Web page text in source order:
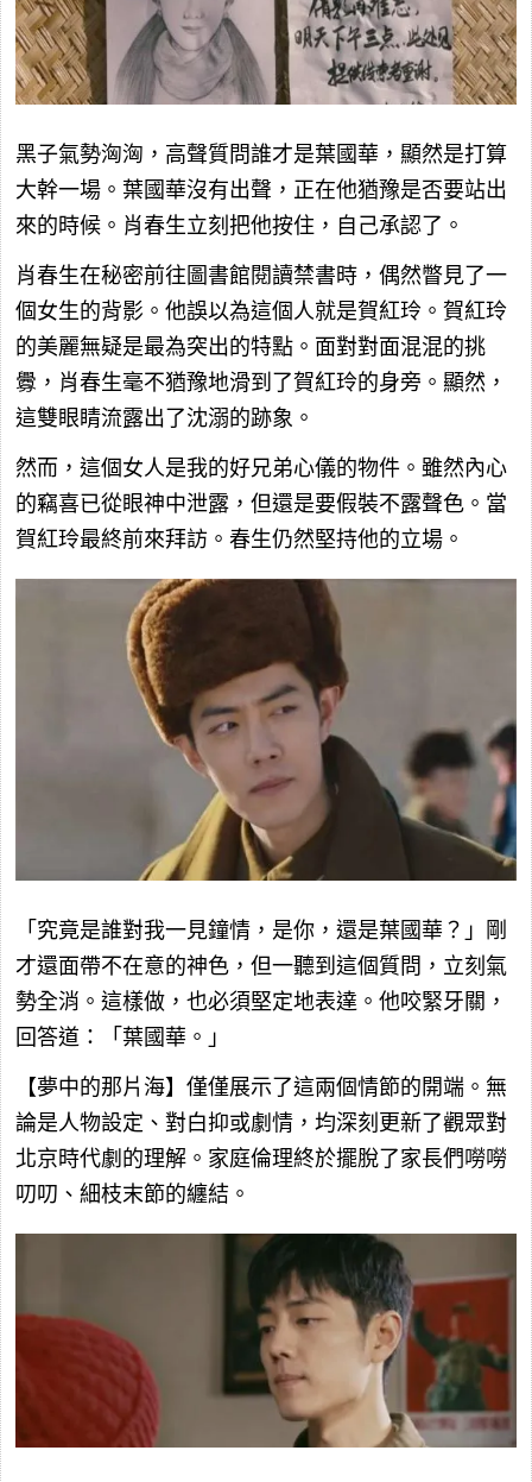
黑子氣勢洶洶，高聲質問誰才是葉國華，顯然是打算
大幹一場。葉國華沒有出聲，正在他猶豫是否要站出
來的時候。肖春生立刻把他按住，自己承認了。
肖春生在秘密前往圖書館閱讀禁書時，偶然瞥見了一
個女生的背影。他誤以為這個人就是賀紅玲。賀紅玲
的美麗無疑是最為突出的特點。面對對面混混的挑
釁，肖春生毫不猶豫地滑到了賀紅玲的身旁。顯然，
這雙眼睛流露出了沈溺的跡象。
然而，這個女人是我的好兄弟心儀的物件。雖然內心
的竊喜已從眼神中泄露，但還是要假裝不露聲色。當
賀紅玲最終前來拜訪。春生仍然堅持他的立場。
「究竟是誰對我一見鐘情，是你，還是葉國華？」剛
才還面帶不在意的神色，但一聽到這個質問，立刻氣
勢全消。這樣做，也必須堅定地表達。他咬緊牙關，
回答道：「葉國華。」
【夢中的那片海】僅僅展示了這兩個情節的開端。無
論是人物設定、對白抑或劇情，均深刻更新了觀眾對
北京時代劇的理解。家庭倫理終於擺脫了家長們嘮嘮
叨叨、細枝末節的纏結。